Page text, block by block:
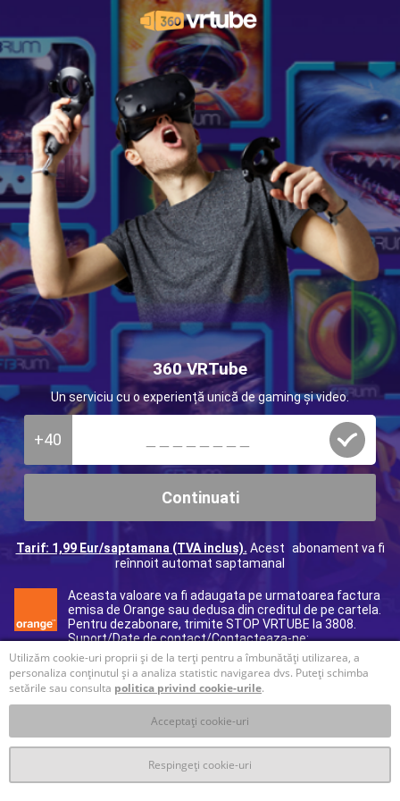
Utilizăm cookie-uri proprii și de la terți pentru a îmbunătăți utilizarea, a
personaliza conținutul și a analiza statistic navigarea dvs. Puteți schimba
setările sau consulta politica privind cookie-urile.
Acceptați cookie-uri
Respingeți cookie-uri
360 VRTube
Un serviciu cu o experiență unică de gaming și video.
+40
Continuati
Tarif: 1,99 Eur/saptamana (TVA inclus). Acest abonament va fi
reînnoit automat saptamanal
Aceasta valoare va fi adaugata pe urmatoarea factura
emisa de Orange sau dedusa din creditul de pe cartela.
Pentru dezabonare, trimite STOP VRTUBE la 3808.
Suport/Date de contact/Contacteaza-ne:
40312295017 (tarif normal), e-mail: ro@helpdcb.com
T&C Prelucrare datelor personale